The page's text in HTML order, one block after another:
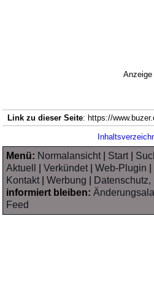
Anzeige
Link zu dieser Seite: https://
Menü: Normalansicht| Start|
Aktuell
|Verkündet|Web-Plugin
Kontakt|Werbung
informiert bleiben:
Feed